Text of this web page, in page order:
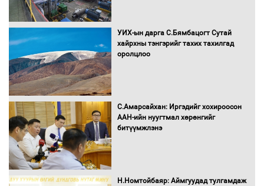
УИХ-ын дарга С.Бямбацогт Сутай
хайрхны тэнгэрийг тахих тахилгад
оролцлоо
С.Амарсайхан: Иргэдийг хохироосон
ААН-ийн нуугтмал хөрөнгийг
битүүмжлэнэ
Н.Номтойбаяр: Аймгуудад тулгамдаж